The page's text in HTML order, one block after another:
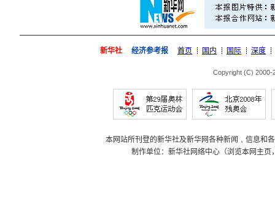
新华社 经济参考报 首页 国内 国际 深度
Copyright (C) 2000-
本网站所刊登的新华社及新华网各种新闻﹑信息和
制作单位：新华社网络中心（浏览本网主